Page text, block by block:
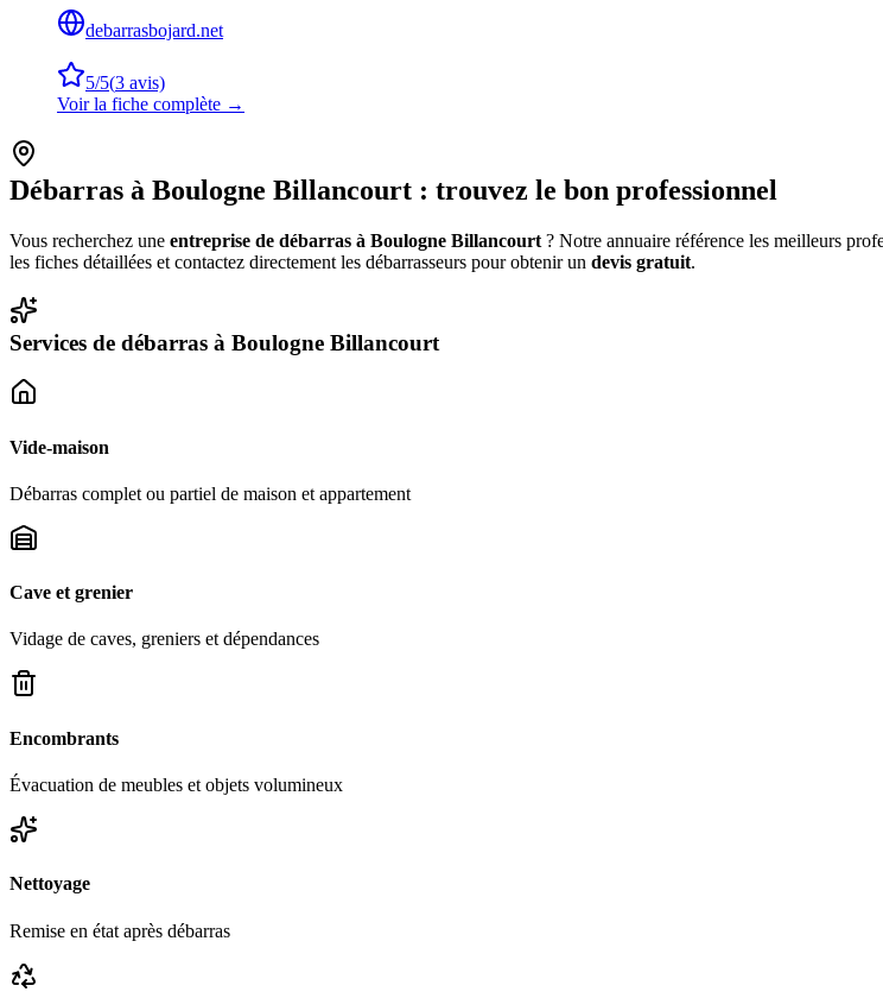
debarrasbojard.net
5/5(3 avis)
Voir la fiche complète →
Débarras à Boulogne Billancourt : trouvez le bon professionnel
Vous recherchez une entreprise de débarras à Boulogne Billancourt ? Notre annuaire référence les meilleurs
les fiches détaillées et contactez directement les débarrasseurs pour obtenir un devis gratuit.
Services de débarras à Boulogne Billancourt
Vide-maison
Débarras complet ou partiel de maison et appartement
Cave et grenier
Vidage de caves, greniers et dépendances
Encombrants
Évacuation de meubles et objets volumineux
Nettoyage
Remise en état après débarras